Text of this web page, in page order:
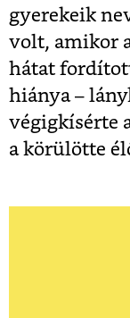
gyerekeik
volt, amikor
hátat fordított
hiánya –
végigkísérte
a körülötte